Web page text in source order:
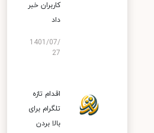
کاربران خبر
داد
1401/07/
27
اقدام تازه
تلگرام برای
بالا بردن